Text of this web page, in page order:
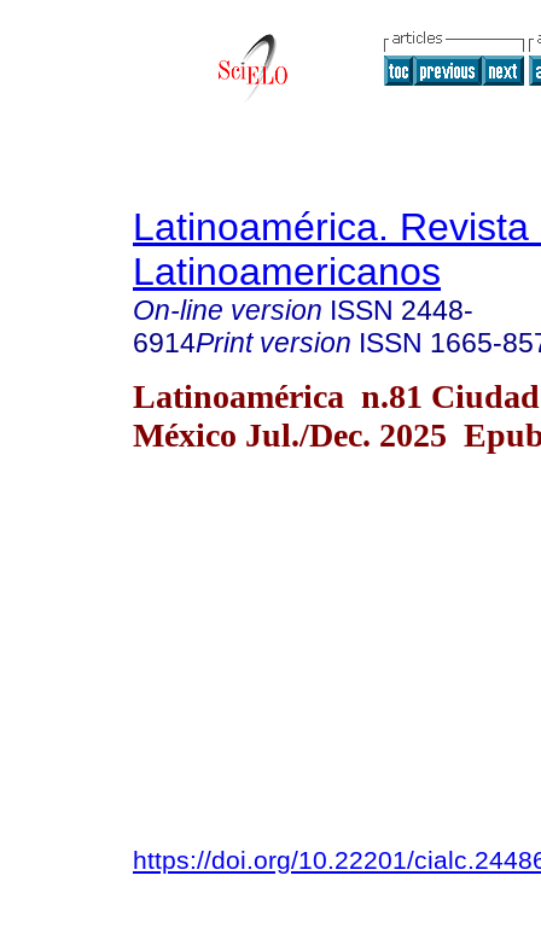
Latinoamérica.
Latinoamericanos
On-line version ISSN 2448-
6914Print version ISSN 1665-
Latinoamérica n.81
México Jul./Dec. 2025
https://doi.org/10.22201/